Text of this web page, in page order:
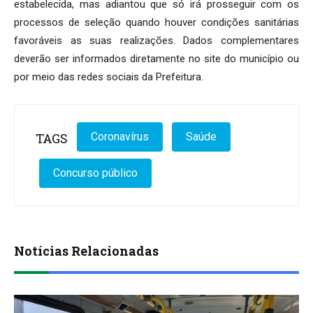
estabelecida, mas adiantou que só irá prosseguir com os
processos de seleção quando houver condições sanitárias
favoráveis as suas realizações. Dados complementares
deverão ser informados diretamente no site do município ou
por meio das redes sociais da Prefeitura.
TAGS Coronavírus Saúde
Concurso público
Notícias Relacionadas